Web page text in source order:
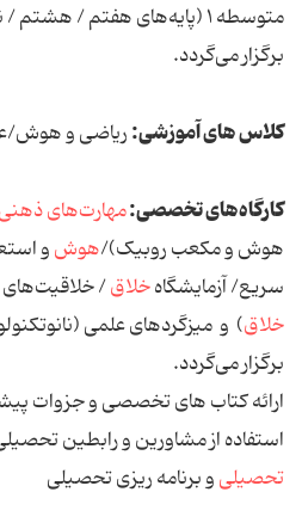
برگزار می‌گردد.
کلاس های آموزشی:ریاضی و هوش/
کارگاه‌های تخصصی:مهارت‌های ذهنی
هوش و مکعب روبیک)/هوشو
سریع/ آزمایشگاهخلاق/
خلاق) و میزگردهای علمی
برگزار می‌گردد.
ارائه کتاب های تخصصی و جزوات
استفاده از مشاورین و رابطین
تحصیلیو برنامه ریزی تحصیلی